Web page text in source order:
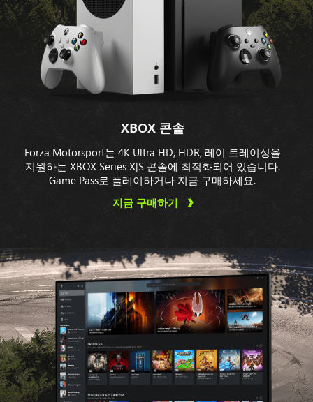
XBOX 콘솔
Forza Motorsport는 4K Ultra HD, HDR, 레이 트레이싱을
지원하는 XBOX Series X|S 콘솔에 최적화되어 있습니다.
Game Pass로 플레이하거나 지금 구매하세요.
지금 구매하기